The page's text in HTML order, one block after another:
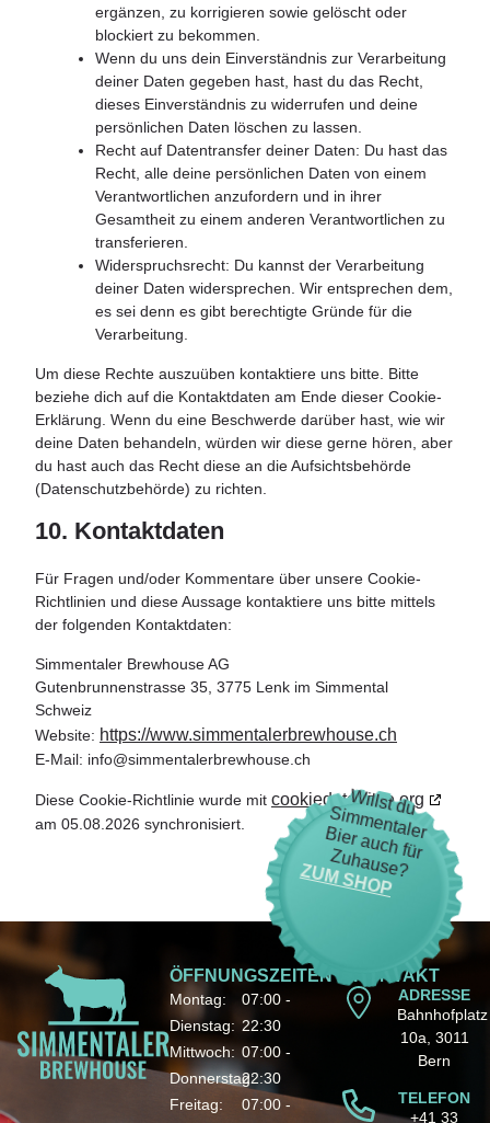
ergänzen, zu korrigieren sowie gelöscht oder
blockiert zu bekommen.
Wenn du uns dein Einverständnis zur Verarbeitung
deiner Daten gegeben hast, hast du das Recht,
dieses Einverständnis zu widerrufen und deine
persönlichen Daten löschen zu lassen.
Recht auf Datentransfer deiner Daten: Du hast das
Recht, alle deine persönlichen Daten von einem
Verantwortlichen anzufordern und in ihrer
Gesamtheit zu einem anderen Verantwortlichen zu
transferieren.
Widerspruchsrecht: Du kannst der Verarbeitung
deiner Daten widersprechen. Wir entsprechen dem,
es sei denn es gibt berechtigte Gründe für die
Verarbeitung.
Um diese Rechte auszuüben kontaktiere uns bitte. Bitte
beziehe dich auf die Kontaktdaten am Ende dieser Cookie-
Erklärung. Wenn du eine Beschwerde darüber hast, wie wir
deine Daten behandeln, würden wir diese gerne hören, aber
du hast auch das Recht diese an die Aufsichtsbehörde
(Datenschutzbehörde) zu richten.
10. Kontaktdaten
Für Fragen und/oder Kommentare über unsere Cookie-
Richtlinien und diese Aussage kontaktiere uns bitte mittels
der folgenden Kontaktdaten:
Simmentaler Brewhouse AG
Gutenbrunnenstrasse 35, 3775 Lenk im Simmental
Schweiz
Website: https://www.simmentalerbrewhouse.ch
E-Mail: info@simmentalerbrewhouse.ch
Diese Cookie-Richtlinie wurde mit cookiedatabase.org
am 05.08.2026 synchronisiert.
ÖFFNUNGSZEITEN
Montag:
Dienstag:
Mittwoch:
Donnerstag:
Freitag:
07:00 -
22:30
07:00 -
22:30
07:00 -
KONTAKT
ADRESSE
Bahnhofplatz
10a, 3011
Bern
TELEFON
+41 33
W
illst du
S
im
m
entaler B
ier auch für Z
uhause?
ZUM SHOP